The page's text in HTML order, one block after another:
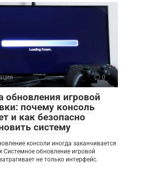
0
обновления игровой
почему консоль
и как безопасно
систему
консоли иногда заканчивается
Системное обновление игровой
не только интерфейс.